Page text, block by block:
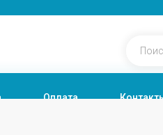
Оплата